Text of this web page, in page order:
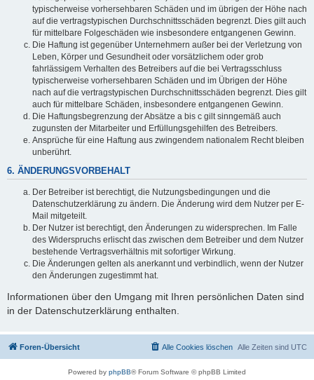
typischerweise vorhersehbaren Schäden und im übrigen der Höhe nach
auf die vertragstypischen Durchschnittsschäden begrenzt. Dies gilt auch
für mittelbare Folgeschäden wie insbesondere entgangenen Gewinn.
Die Haftung ist gegenüber Unternehmern außer bei der Verletzung von
Leben, Körper und Gesundheit oder vorsätzlichem oder grob
fahrlässigem Verhalten des Betreibers auf die bei Vertragsschluss
typischerweise vorhersehbaren Schäden und im Übrigen der Höhe
nach auf die vertragstypischen Durchschnittsschäden begrenzt. Dies gilt
auch für mittelbare Schäden, insbesondere entgangenen Gewinn.
Die Haftungsbegrenzung der Absätze a bis c gilt sinngemäß auch
zugunsten der Mitarbeiter und Erfüllungsgehilfen des Betreibers.
Ansprüche für eine Haftung aus zwingendem nationalem Recht bleiben
unberührt.
6. ÄNDERUNGSVORBEHALT
Der Betreiber ist berechtigt, die Nutzungsbedingungen und die
Datenschutzerklärung zu ändern. Die Änderung wird dem Nutzer per E-
Mail mitgeteilt.
Der Nutzer ist berechtigt, den Änderungen zu widersprechen. Im Falle
des Widerspruchs erlischt das zwischen dem Betreiber und dem Nutzer
bestehende Vertragsverhältnis mit sofortiger Wirkung.
Die Änderungen gelten als anerkannt und verbindlich, wenn der Nutzer
den Änderungen zugestimmt hat.
Informationen über den Umgang mit Ihren persönlichen Daten sind
in der Datenschutzerklärung enthalten.
Foren-Übersicht Alle Zeiten sind UTC
Alle Cookies löschen
Powered by phpBB® Forum Software © phpBB Limited